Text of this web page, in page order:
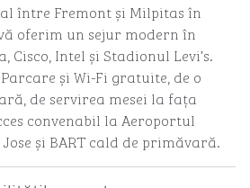
între Fremont și Milpitas în
oferim un sejur modern în
Cisco, Intel și Stadionul Levi’s.
și Wi-Fi gratuite, de o
de servirea mesei la fața
convenabil la Aeroportul
și BART cald de primăvară.